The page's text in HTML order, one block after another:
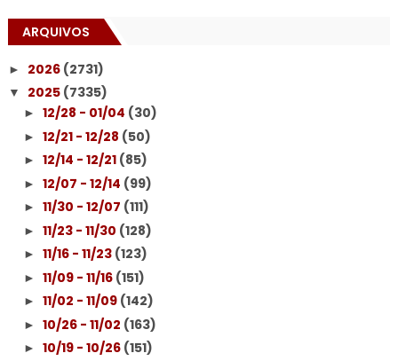
ARQUIVOS
► 2026 (2731)
▼ 2025 (7335)
► 12/28 - 01/04 (30)
► 12/21 - 12/28 (50)
► 12/14 - 12/21 (85)
► 12/07 - 12/14 (99)
► 11/30 - 12/07 (111)
► 11/23 - 11/30 (128)
► 11/16 - 11/23 (123)
► 11/09 - 11/16 (151)
► 11/02 - 11/09 (142)
► 10/26 - 11/02 (163)
► 10/19 - 10/26 (151)